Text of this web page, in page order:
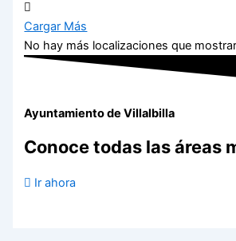
Cargar Más
No hay más localizaciones que
Ayuntamiento de Villalbilla
Conoce todas las áreas
Ir ahora